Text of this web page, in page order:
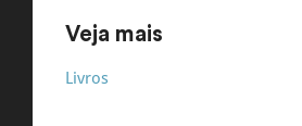
Veja mais
Livros